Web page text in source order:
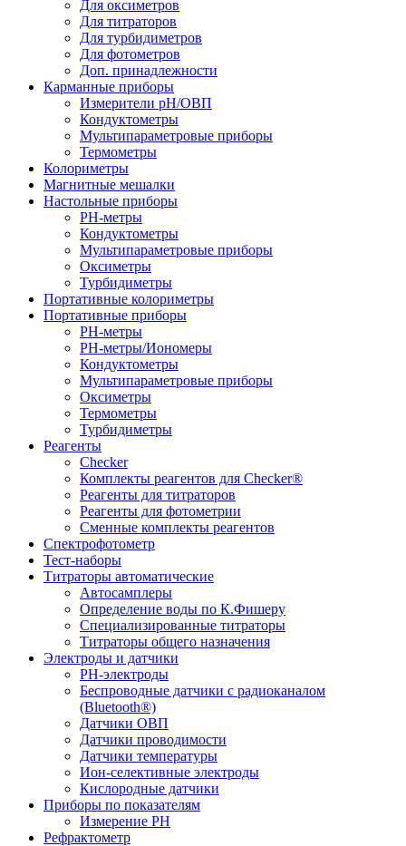
Для оксиметров
Для титраторов
Для турбидиметров
Для фотометров
Доп. принадлежности
Карманные приборы
Измерители pH/ОВП
Кондуктометры
Мультипараметровые приборы
Термометры
Колориметры
Магнитные мешалки
Настольные приборы
PH-метры
Кондуктометры
Мультипараметровые приборы
Оксиметры
Турбидиметры
Портативные колориметры
Портативные приборы
PH-метры
PH-метры/Иономеры
Кондуктометры
Мультипараметровые приборы
Оксиметры
Термометры
Турбидиметры
Реагенты
Checker
Комплекты реагентов для Checker®
Реагенты для титраторов
Реагенты для фотометрии
Сменные комплекты реагентов
Спектрофотометр
Тест-наборы
Титраторы автоматические
Автосамплеры
Определение воды по К.Фишеру
Специализированные титраторы
Титраторы общего назначения
Электроды и датчики
PH-электроды
Беспроводные датчики с радиоканалом
(Bluetooth®)
Датчики ОВП
Датчики проводимости
Датчики температуры
Ион-селективные электроды
Кислородные датчики
Приборы по показателям
Измерение PH
Рефрактометр